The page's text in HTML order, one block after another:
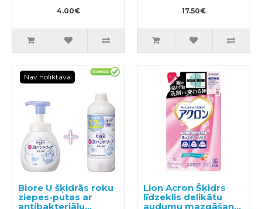
4.00€ 17.50€
Nav noliktavā
Biore U šķidrās roku
ziepes-putas ar
antibakteriālu
Lion Acron Šķidrs
līdzeklis delikātu
audumu mazgāšanai